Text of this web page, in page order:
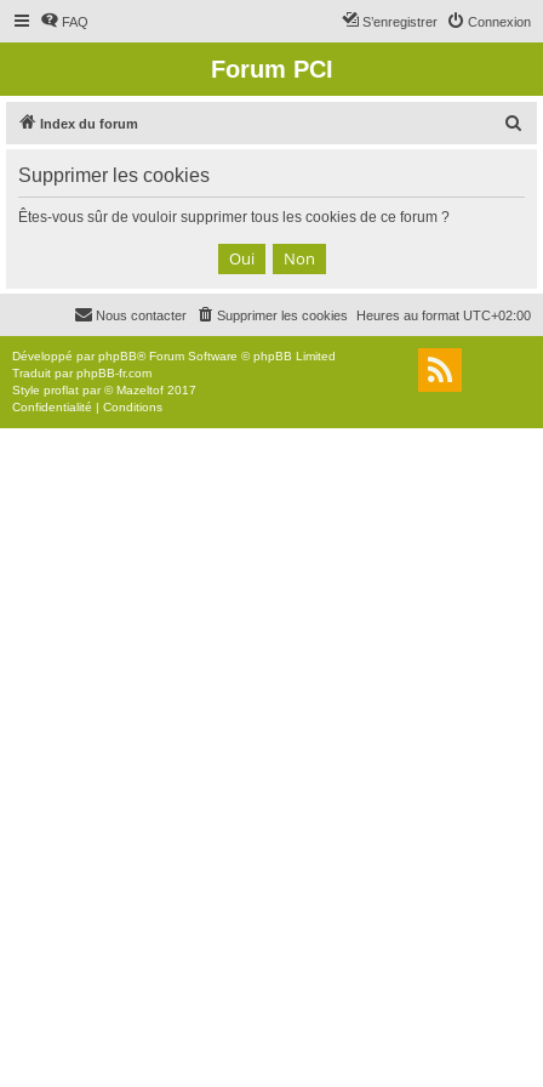
FAQ Connexion
S’enregistrer
Forum PCI
Index du forum
c
Supprimer les cookies
Êtes-vous sûr de vouloir supprimer tous les cookies de ce forum ?
Heures au format UTC+02:00
Supprimer les cookies
Nous contacter
Développé parphpBB® Forum Software © phpBB Limited
Traduit parphpBB-fr.com
Style proflat par ©Mazeltof 2017
Confidentialité | Conditions